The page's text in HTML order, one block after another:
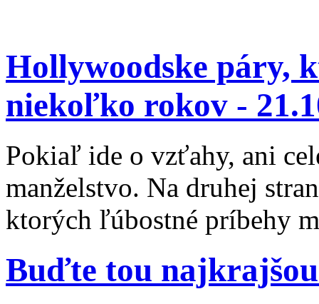
Hollywoodske páry,
niekoľko rokov -
Pokiaľ ide o vzťahy, ani
manželstvo. Na druhej
ktorých ľúbostné príbehy
Buďte tou